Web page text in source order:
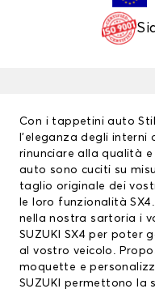
Con i tappetini auto
l’eleganza degli interni
rinunciare alla qualità
auto sono cuciti su
taglio originale dei
le loro funzionalità
nella nostra sartoria i
SUZUKI SX4 per poter
al vostro veicolo.
moquette e
SUZUKI
permettono la